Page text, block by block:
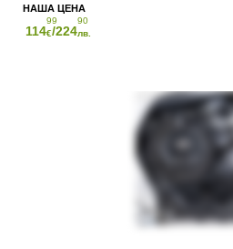
114
99
€/224
90
лв.